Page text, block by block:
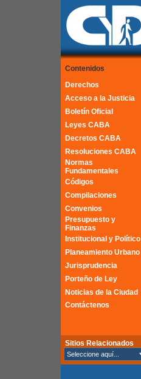
Contenidos
Derechos
Acceso a la Justicia
Boletín Oficial
Leyes CABA
Decretos CABA
Resoluciones CABA
Normas
Fundamentales
Códigos
Compilaciones
Convenios
Presupuesto y
Finanzas
Institucional y Político
Planeamiento Urbano
Jurisprudencia
Porteño de Ley
Noticias de la Ciudad
Contáctenos
Sitios Relacionados